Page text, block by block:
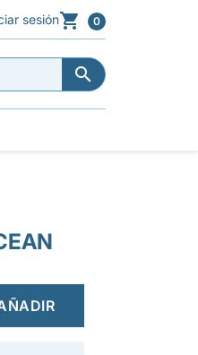
sesión 0

